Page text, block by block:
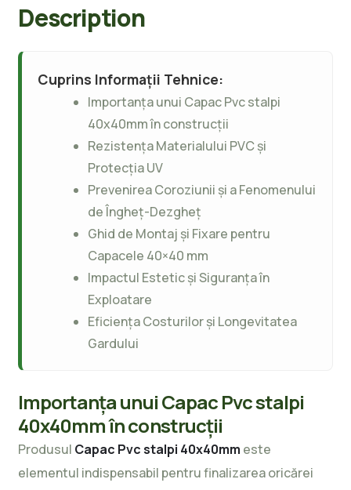
Description
Cuprins Informații Tehnice:
Importanța unui Capac Pvc stalpi
40x40mm în construcții
Rezistența Materialului PVC și
Protecția UV
Prevenirea Coroziunii și a Fenomenului
de Îngheț-Dezgheț
Ghid de Montaj și Fixare pentru
Capacele 40×40 mm
Impactul Estetic și Siguranța în
Exploatare
Eficiența Costurilor și Longevitatea
Gardului
Importanța unui Capac Pvc stalpi
40x40mm în construcții
Produsul Capac Pvc stalpi 40x40mm este
elementul indispensabil pentru finalizarea oricărei